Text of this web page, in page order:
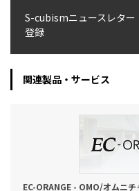
S-cubismニュースレター
登録
関連製品・サービス
EC-ORANGE - OMO/オムニ